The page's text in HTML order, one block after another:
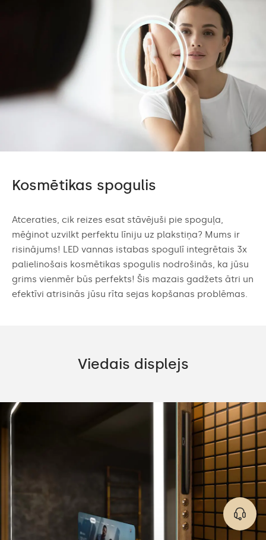
Kosmētikas spogulis
Atceraties, cik reizes esat stāvējuši pie spoguļa,
mēģinot uzvilkt perfektu līniju uz plakstiņa? Mums ir
risinājums! LED vannas istabas spogulī integrētais 3x
palielinošais kosmētikas spogulis nodrošinās, ka jūsu
grims vienmēr būs perfekts! Šis mazais gadžets ātri un
efektīvi atrisinās jūsu rīta sejas kopšanas problēmas.
Viedais displejs